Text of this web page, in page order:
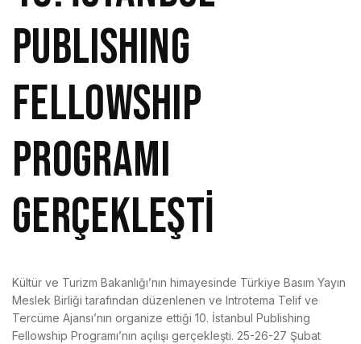
PUBLISHING
FELLOWSHIP
PROGRAMI
GERÇEKLEŞTİ
Kültür ve Turizm Bakanlığı’nın himayesinde Türkiye Basım Yayın
Meslek Birliği tarafından düzenlenen ve Introtema Telif ve
Tercüme Ajansı’nın organize ettiği 10. İstanbul Publishing
Fellowship Programı’nın açılışı gerçekleşti. 25-26-27 Şubat